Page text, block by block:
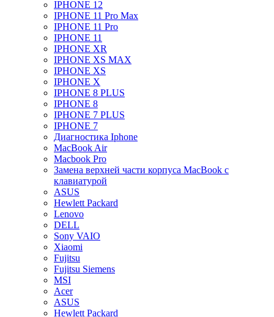
IPHONE 12
IPHONE 11 Pro Max
IPHONE 11 Pro
IPHONE 11
IPHONE XR
IPHONE XS MAX
IPHONE XS
IPHONE X
IPHONE 8 PLUS
IPHONE 8
IPHONE 7 PLUS
IPHONE 7
Диагностика Iphone
MacBook Air
Macbook Pro
Замена верхней части корпуса MacBook с
клавиатурой
ASUS
Hewlett Packard
Lenovo
DELL
Sony VAIO
Xiaomi
Fujitsu
Fujitsu Siemens
MSI
Acer
ASUS
Hewlett Packard